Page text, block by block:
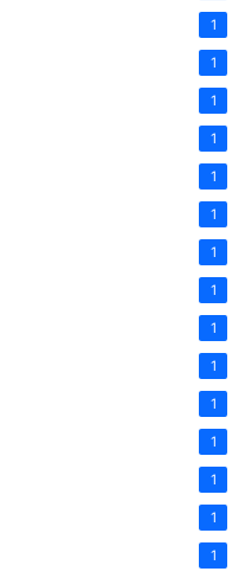
1
1
1
1
1
1
1
1
1
1
1
1
1
1
1